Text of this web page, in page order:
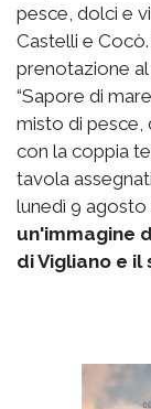
pesce, dolci e
Castelli e
prenotazione
“Sapore di
misto di pesce,
con la coppia
tavola
lunedì 9 agosto
un'immagine
di Vigliano e